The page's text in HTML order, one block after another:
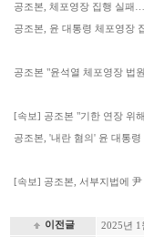
공조본, 체포영장 집행 실패
공조본, 윤 대통령 체포영장
공조본 "윤석열 체포영장 법
[속보] 공조본 "기한 연장 위
공조본, '내란 혐의' 윤 대통
[속보] 공조본, 서부지법에
이전글
2025년